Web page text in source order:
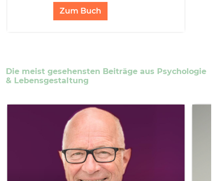
Zum Buch
Die meist gesehensten Beiträge aus Psychologie
& Lebensgestaltung